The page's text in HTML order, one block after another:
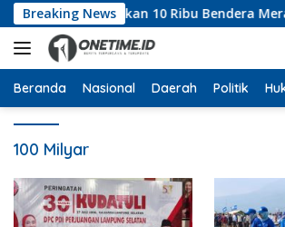
Langsung
ke
konten
Breaking News
Dwiana Bagikan 10 Ribu Bendera Merah
Beranda Nasional Daerah Politik
100 Milyar